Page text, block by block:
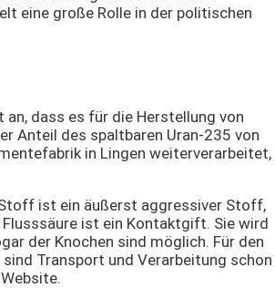
eine große Rolle in der politischen
dass es für die Herstellung von
Anteil des spaltbaren Uran-235 von
in Lingen weiterverarbeitet,
ist ein äußerst aggressiver Stoff,
ist ein Kontaktgift. Sie wird
der Knochen sind möglich. Für den
Transport und Verarbeitung schon